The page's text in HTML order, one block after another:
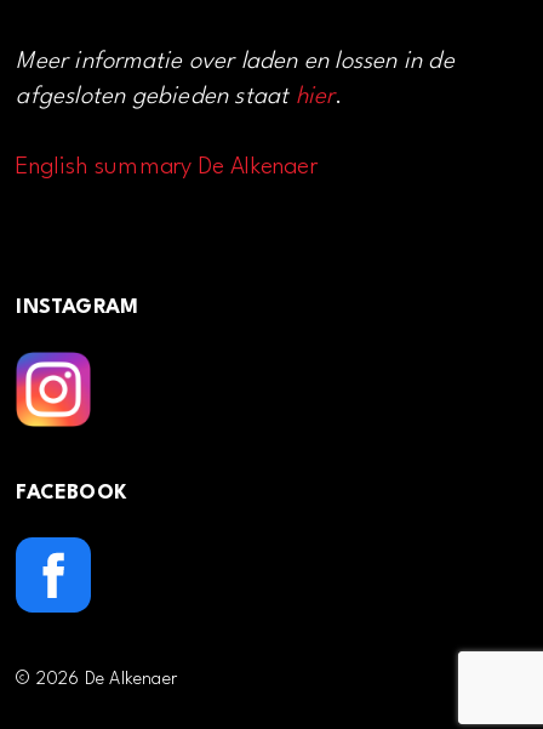
Meer informatie over laden en lossen in de
afgesloten gebieden staat hier.
English summary De Alkenaer
INSTAGRAM
FACEBOOK
© 2026 De Alkenaer